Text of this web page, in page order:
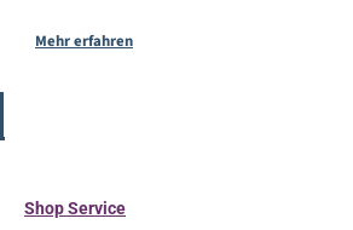
Mehr erfahren
Shop Service